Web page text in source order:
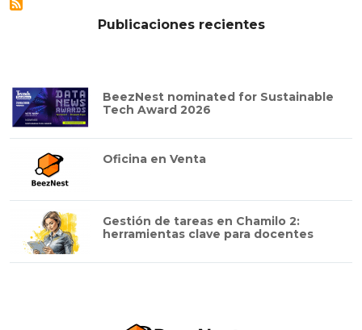
Publicaciones recientes
BeezNest nominated for Sustainable
Tech Award 2026
Oficina en Venta
Gestión de tareas en Chamilo 2:
herramientas clave para docentes